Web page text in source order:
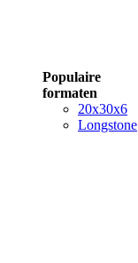
Populaire
formaten
20x30x6
Longstone